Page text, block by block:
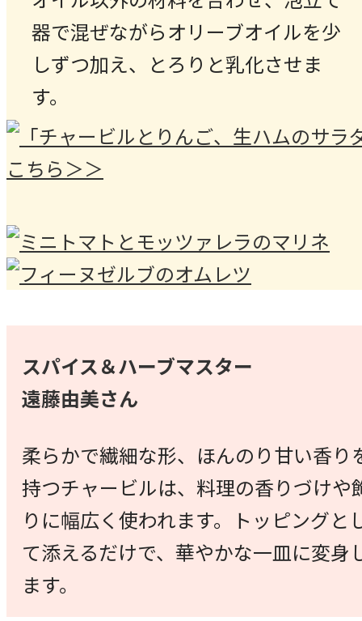
器で混ぜながらオリーブオイルを少
しずつ加え、とろりと乳化させま
す。
スパイス＆ハーブマスター
遠藤由美さん
柔らかで繊細な形、ほんのり甘い香り
持つチャービルは、料理の香りづけや
りに幅広く使われます。トッピングと
て添えるだけで、華やかな一皿に変身
ます。